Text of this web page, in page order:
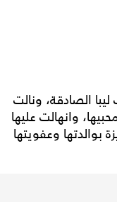
الصادقة، ونالت
وانهالت عليها
بوالدتها وعفويتها